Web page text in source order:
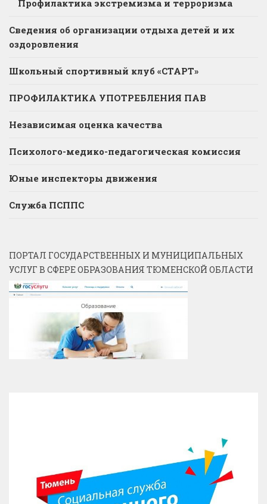
Профилактика экстремизма и терроризма
Сведения об организации отдыха детей и их
оздоровления
Школьный спортивный клуб «СТАРТ»
ПРОФИЛАКТИКА УПОТРЕБЛЕНИЯ ПАВ
Независимая оценка качества
Психолого-медико-педагогическая комиссия
Юные инспекторы движения
Служба ПСППС
ПОРТАЛ ГОСУДАРСТВЕННЫХ И МУНИЦИПАЛЬНЫХ
УСЛУГ В СФЕРЕ ОБРАЗОВАНИЯ ТЮМЕНСКОЙ ОБЛАСТИ